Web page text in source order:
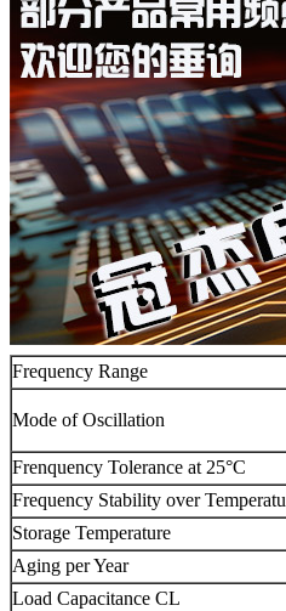
Frequency Range
Mode of Oscillation
Frenquency Tolerance at 25°C
Frequency Stability over
Storage Temperature
Aging per Year
Load Capacitance CL